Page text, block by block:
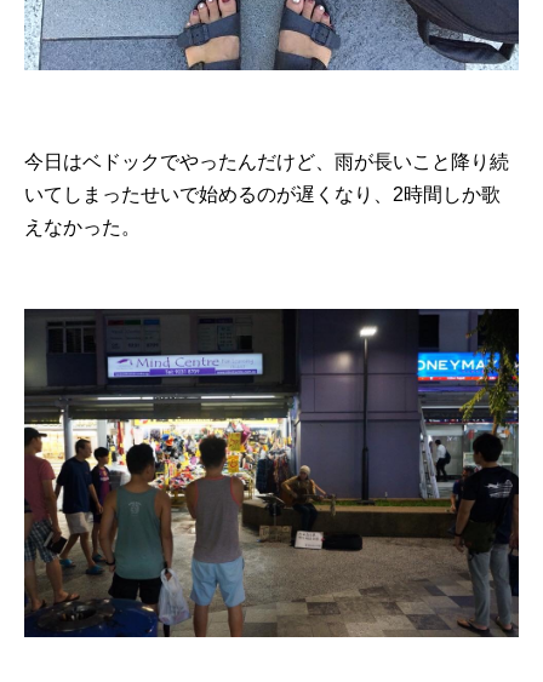
今日はベドックでやったんだけど、雨が長いこと降り続
いてしまったせいで始めるのが遅くなり、2時間しか歌
えなかった。